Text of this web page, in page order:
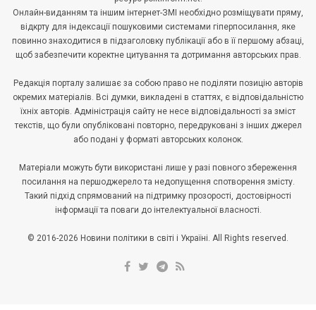
Онлайн-виданням та іншим інтернет-ЗМІ необхідно розміщувати пряму,
відкрту для індексації пошуковими системами гіперпосилання, яке
повинно знаходитися в підзаголовку публікації або в її першому абзаці,
щоб забезпечити коректне цитування та дотримання авторських прав.
Редакція порталу залишає за собою право не поділяти позицію авторів
окремих матеріалів. Всі думки, викладені в статтях, є відповідальністю
їхніх авторів. Адміністрація сайту не несе відповідальності за зміст
текстів, що були опубліковані повторно, передруковані з інших джерел
або подані у форматі авторських колонок.
Матеріали можуть бути використані лише у разі повного збереження
посилання на першоджерело та недопущення спотворення змісту.
Такий підхід спрямований на підтримку прозорості, достовірності
інформації та поваги до інтелектуальної власності.
© 2016-2026 Новини політики в світі і Україні. All Rights reserved.